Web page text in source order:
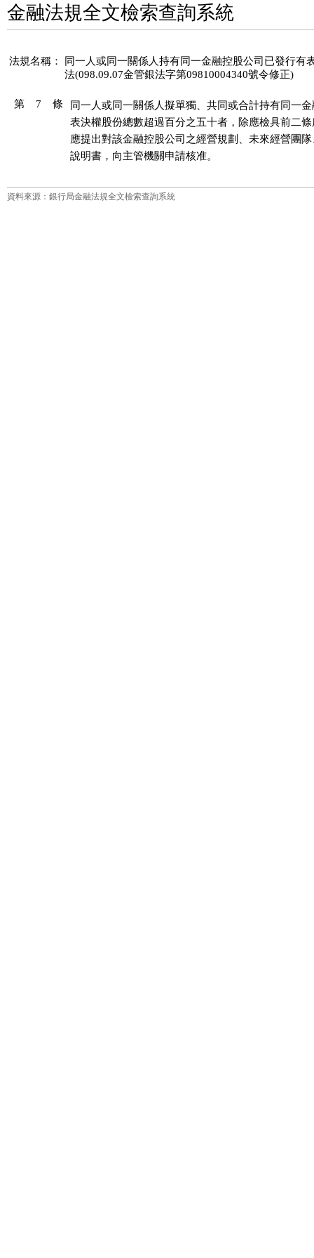
金融法規全文檢索查詢系統
法規名稱：
同一人或同一關係人持有同一金融控股公司已發行有
法(098.09.07金管銀法字第09810004340號令修正)
第 7 條
同一人或同一關係人擬單獨、共同或合計持有同一
表決權股份總數超過百分之五十者，除應檢具前二
應提出對該金融控股公司之經營規劃、未來經營團
說明書，向主管機關申請核准。
資料來源：銀行局金融法規全文檢索查詢系統